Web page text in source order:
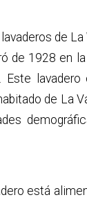
de
de 1928 en
lavadero
de La
está